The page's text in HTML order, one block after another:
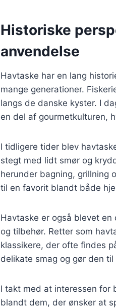
Historiske
anvendelse
Havtaske har en lang
mange generationer.
langs de danske kyster. I
en del af gourmetkulturen,
I tidligere tider blev
stegt med lidt smør og
herunder bagning, grillning
til en favorit blandt både
Havtaske er også blevet
og tilbehør. Retter som
klassikere, der ofte findes
delikate smag og gør den
I takt med at interessen
blandt dem, der ønsker at